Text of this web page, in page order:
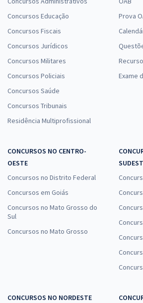
Conhecimentos Básicos para os
à vista
R$23,99
DPE MS - Defensoria Pública do Estado de
Técnico de Defensoria -
R$ 391,92
à vista
32,66
Concursos Educação
Concursos Fiscais
Concursos Jurídicos
Concursos Militares
Concursos Policiais
Concursos Saúde
Concursos Tribunais
Residência Multiprofissional
Prova
Exame
CONCURSOS NO CENTRO-
OESTE
Concursos no Distrito Federal
Concursos em Goiás
Concursos no Mato Grosso do
Sul
Concursos no Mato Grosso
CONCURSOS NO NORDESTE